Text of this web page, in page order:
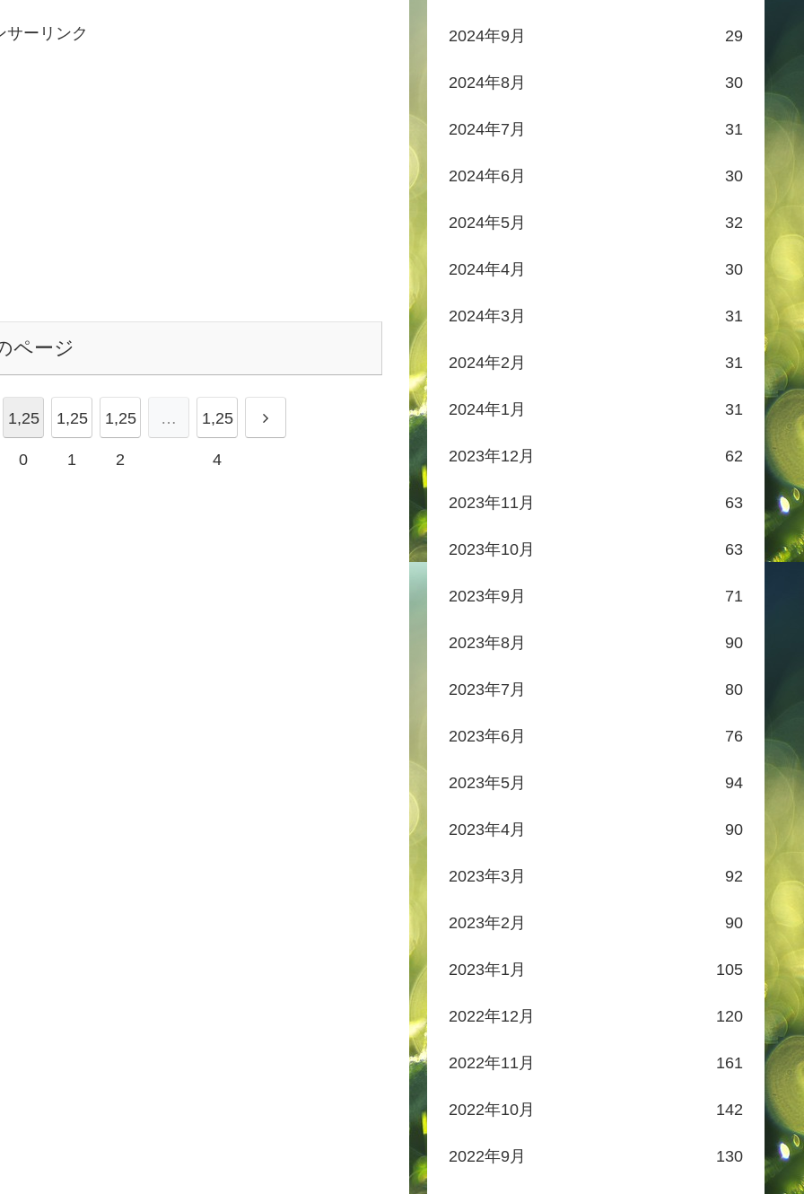
サーリンク
ページ
1,25
0
1,25
1
1,25
2
… 1,25
4
2024年9月 29
2024年8月 30
2024年7月 31
2024年6月 30
2024年5月 32
2024年4月 30
2024年3月 31
2024年2月 31
2024年1月 31
2023年12月 62
2023年11月 63
2023年10月 63
2023年9月 71
2023年8月 90
2023年7月 80
2023年6月 76
2023年5月 94
2023年4月 90
2023年3月 92
2023年2月 90
2023年1月 105
2022年12月 120
2022年11月 161
2022年10月 142
2022年9月 130